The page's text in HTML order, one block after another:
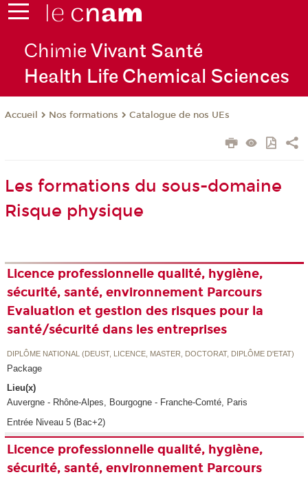
Chimie Vivant Santé
Health Life Chemical Sciences
Accueil Nos formations Catalogue de nos UEs
Les formations du sous-domaine
Risque physique
Licence professionnelle qualité, hygiène,
sécurité, santé, environnement Parcours
Evaluation et gestion des risques pour la
santé/sécurité dans les entreprises
DIPLÔME NATIONAL (DEUST, LICENCE, MASTER, DOCTORAT, DIPLÔME D'ETAT)
Package
Lieu(x)
Auvergne - Rhône-Alpes, Bourgogne - Franche-Comté, Paris
Entrée Niveau 5 (Bac+2)
Licence professionnelle qualité, hygiène,
sécurité, santé, environnement Parcours